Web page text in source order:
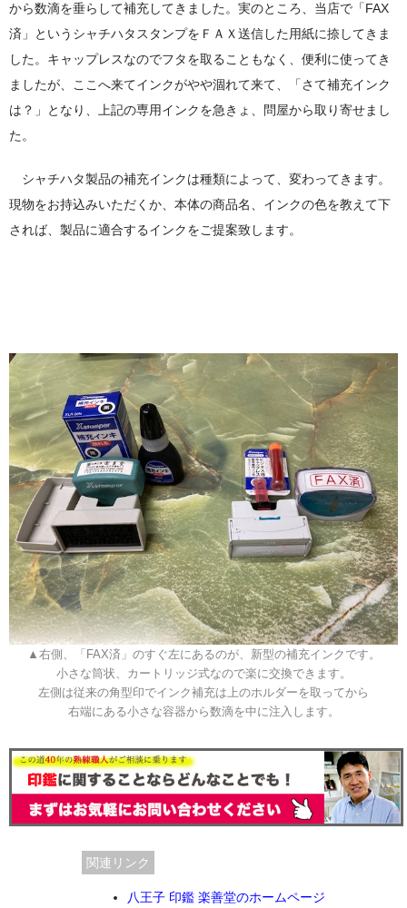
から数滴を垂らして補充してきました。実のところ、当店で「FAX
済」というシャチハタスタンプをＦＡＸ送信した用紙に捺してきま
した。キャップレスなのでフタを取ることもなく、便利に使ってき
ましたが、ここへ来てインクがやや涸れて来て、「さて補充インク
は？」となり、上記の専用インクを急きょ、問屋から取り寄せまし
た。
シャチハタ製品の補充インクは種類によって、変わってきます。
現物をお持込みいただくか、本体の商品名、インクの色を教えて下
されば、製品に適合するインクをご提案致します。
▲右側、「FAX済」のすぐ左にあるのが、新型の補充インクです。
小さな筒状、カートリッジ式なので楽に交換できます。
左側は従来の角型印でインク補充は上のホルダーを取ってから
右端にある小さな容器から数滴を中に注入します。
関連リンク
八王子 印鑑 楽善堂のホームページ